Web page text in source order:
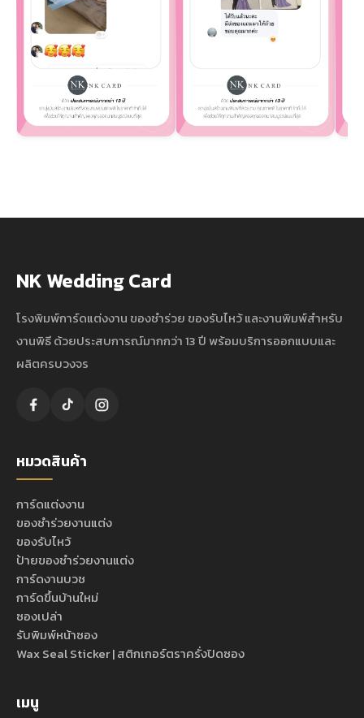
NK Wedding Card
โรงพิมพ์การ์ดแต่งงาน ของชำร่วย ของรับไหว้ และงานพิมพ์สำหรับ
งานพิธี ด้วยประสบการณ์มากกว่า 13 ปี พร้อมบริการออกแบบและ
ผลิตครบวงจร
หมวดสินค้า
การ์ดแต่งงาน
ของชำร่วยงานแต่ง
ของรับไหว้
ป้ายของชำร่วยงานแต่ง
การ์ดงานบวช
การ์ดขึ้นบ้านใหม่
ซองเปล่า
รับพิมพ์หน้าซอง
Wax Seal Sticker | สติกเกอร์ตราครั่งปิดซอง
เมนู